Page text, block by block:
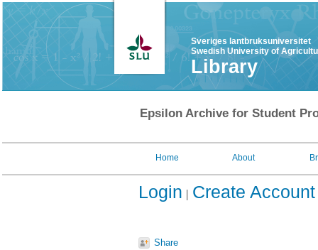
Sveriges lantbruksuniversitet
Swedish University of
Library
Epsilon Archive for Student
Home About
Login Create Account
Share